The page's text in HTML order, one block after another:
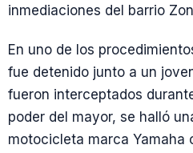
inmediaciones del barrio
En uno de los
fue detenido junto a un
fueron interceptados
poder del mayor, se halló
motocicleta marca Yamaha